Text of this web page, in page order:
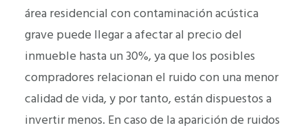
área residencial con contaminación acústica
grave puede llegar a afectar al precio del
inmueble hasta un 30%, ya que los posibles
compradores relacionan el ruido con una menor
calidad de vida, y por tanto, están dispuestos a
invertir menos. En caso de la aparición de ruidos